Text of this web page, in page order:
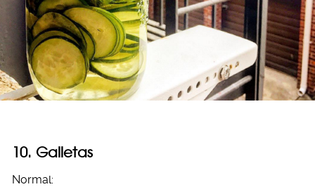
10. Galletas
Normal: